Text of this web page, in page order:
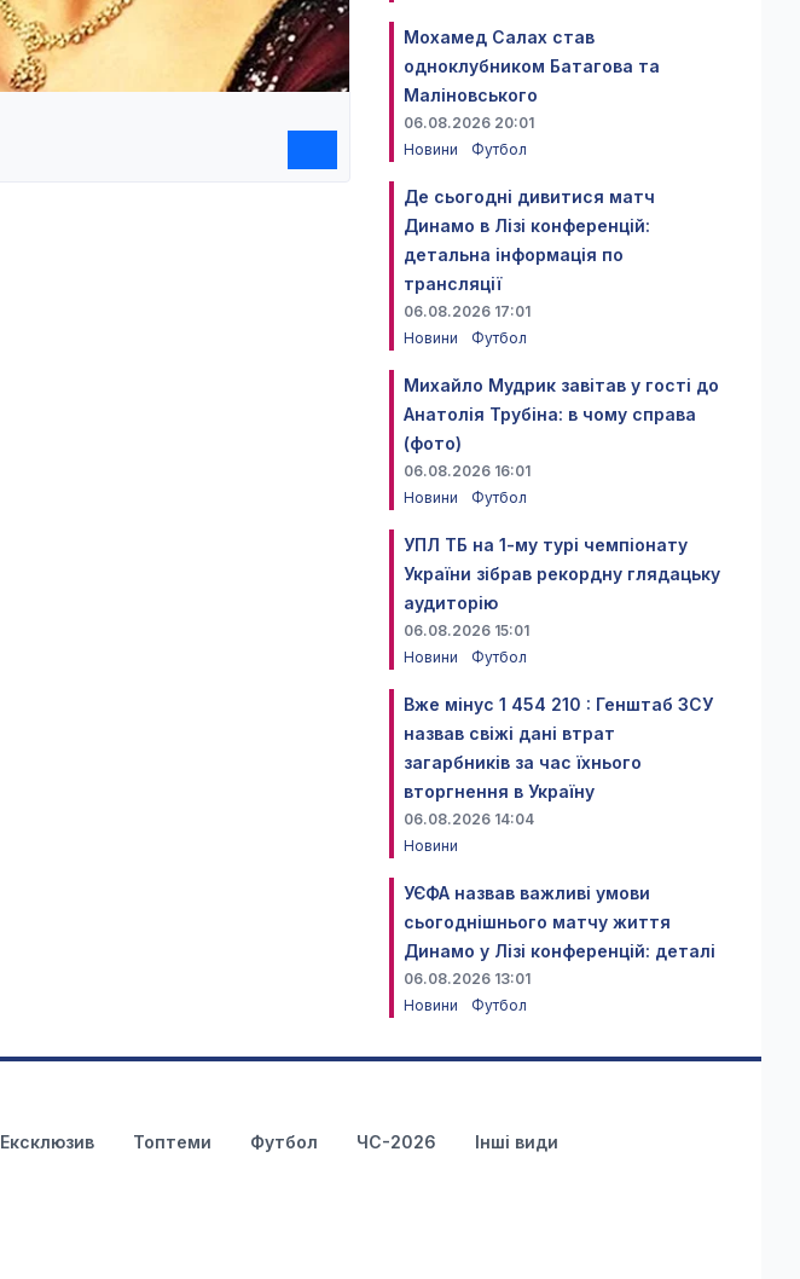
Мохамед Салах став
одноклубником Батагова та
Маліновського
06.08.2026 20:01
Новини
Футбол
Де сьогодні дивитися матч
Динамо в Лізі конференцій:
детальна інформація по
трансляції
06.08.2026 17:01
Новини
Футбол
Михайло Мудрик завітав у гості до
Анатолія Трубіна: в чому справа
(фото)
06.08.2026 16:01
Новини
Футбол
УПЛ ТБ на 1-му турі чемпіонату
України зібрав рекордну глядацьку
аудиторію
06.08.2026 15:01
Новини
Футбол
Вже мінус 1 454 210 : Генштаб ЗСУ
назвав свіжі дані втрат
загарбників за час їхнього
вторгнення в Україну
06.08.2026 14:04
Новини
УЄФА назвав важливі умови
сьогоднішнього матчу життя
Динамо у Лізі конференцій: деталі
06.08.2026 13:01
Новини
Футбол
Ексклюзив Топтеми Футбол ЧС-2026 Інші види